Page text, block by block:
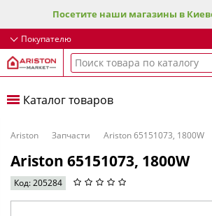
Посетите наши магазины в
Покупателю
Каталог товаров
Ariston Запчасти Ariston 65151073, 1800W
Ariston 65151073, 1800W
Код: 205284